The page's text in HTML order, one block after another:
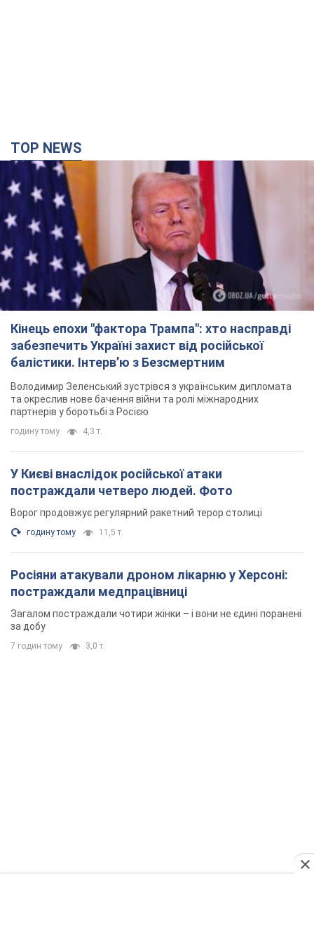
TOP NEWS
Кінець епохи "фактора Трампа": хто насправді
забезпечить Україні захист від російської
балістики. Інтерв’ю з Безсмертним
Володимир Зеленський зустрівся з українським дипломата
та окреслив нове бачення війни та ролі міжнародних
партнерів у боротьбі з Росією
годину тому 4,3 т.
У Києві внаслідок російської атаки
постраждали четверо людей. Фото
Ворог продовжує регулярний ракетний терор столиці
годину тому 11,5 т.
Росіяни атакували дроном лікарню у Херсоні:
постраждали медпрацівниці
Загалом постраждали чотири жінки – і вони не єдині поранені
за добу
7 годин тому 3,0 т.